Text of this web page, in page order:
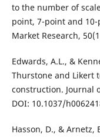
to the number of
point, 7-point and
Market Research,
Edwards, A.L., &
Thurstone and Likert
construction. Journal
DOI: 10.1037/
Hasson, D., & Arnetz,